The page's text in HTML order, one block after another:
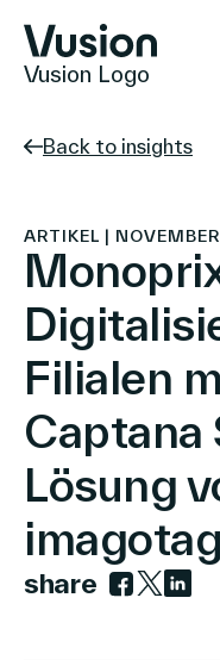
Vusion Logo
Technologien
Lösungen
Einblicke
Positive
Back to insights
ARTIKEL |
Filialen
Captana
Lösung
share